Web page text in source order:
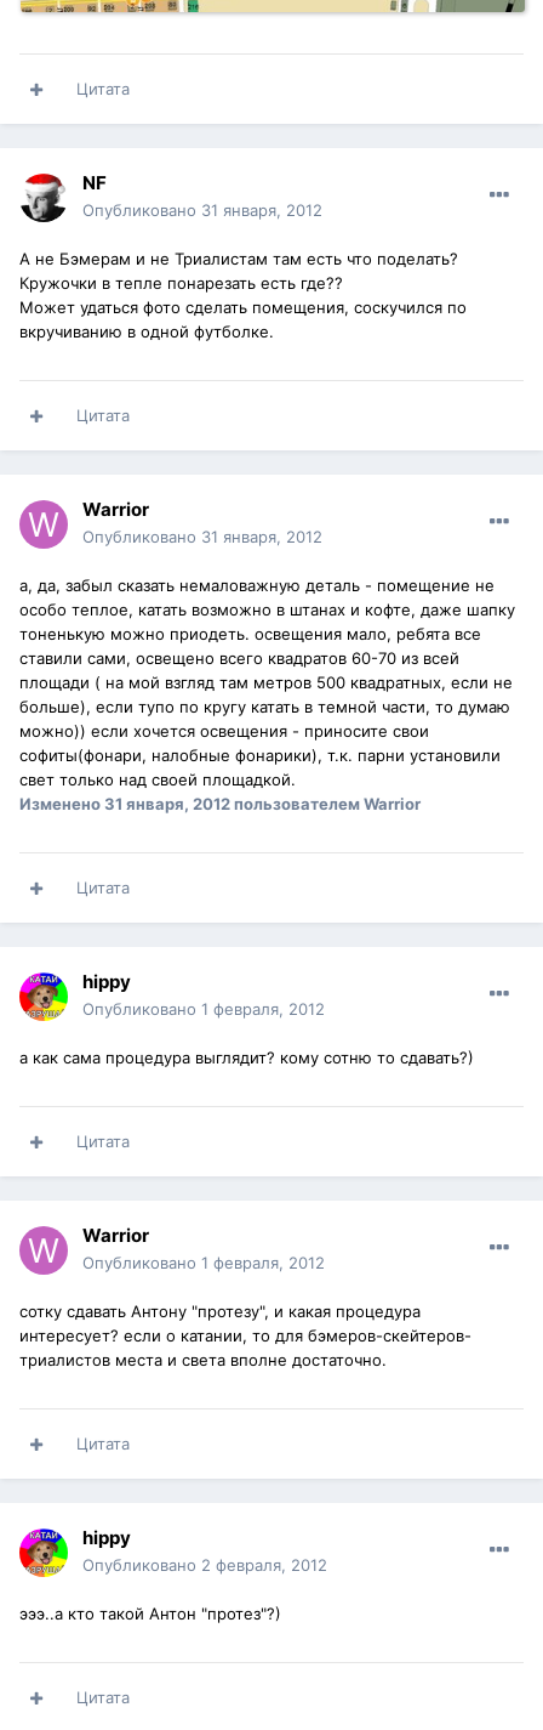
Цитата
NF
Опубликовано 31 января, 2012
А не Бэмерам и не Триалистам там есть что поделать?
Кружочки в тепле понарезать есть где??
Может удаться фото сделать помещения, соскучился по
вкручиванию в одной футболке.
Цитата
Warrior
Опубликовано 31 января, 2012
а, да, забыл сказать немаловажную деталь - помещение не
особо теплое, катать возможно в штанах и кофте, даже шапку
тоненькую можно приодеть. освещения мало, ребята все
ставили сами, освещено всего квадратов 60-70 из всей
площади ( на мой взгляд там метров 500 квадратных, если не
больше), если тупо по кругу катать в темной части, то думаю
можно)) если хочется освещения - приносите свои
софиты(фонари, налобные фонарики), т.к. парни установили
свет только над своей площадкой.
Изменено31 января, 2012пользователем Warrior
Цитата
hippy
Опубликовано 1 февраля, 2012
а как сама процедура выглядит? кому сотню то сдавать?)
Цитата
Warrior
Опубликовано 1 февраля, 2012
сотку сдавать Антону "протезу", и какая процедура
интересует? если о катании, то для бэмеров-скейтеров-
триалистов места и света вполне достаточно.
Цитата
hippy
Опубликовано 2 февраля, 2012
эээ..а кто такой Антон "протез"?)
Цитата